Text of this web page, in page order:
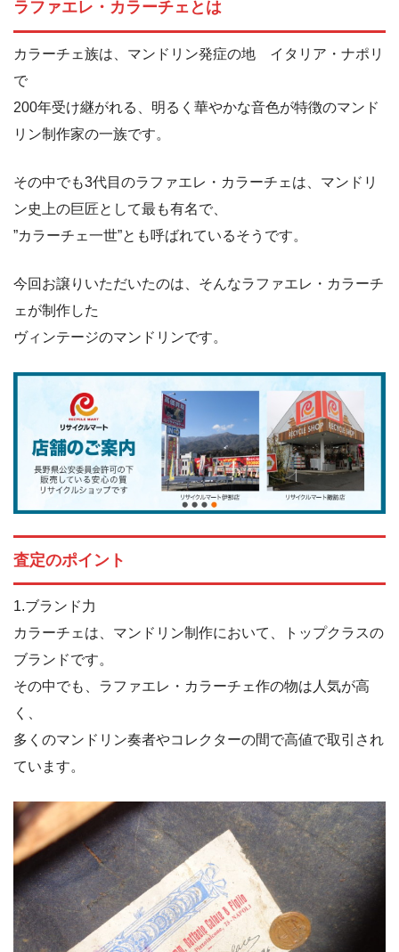
ラファエレ・カラーチェとは
カラーチェ族は、マンドリン発症の地 イタリア・ナポリ
で
200年受け継がれる、明るく華やかな音色が特徴のマンド
リン制作家の一族です。
その中でも3代目のラファエレ・カラーチェは、マンドリ
ン史上の巨匠として最も有名で、
”カラーチェ一世”とも呼ばれているそうです。
今回お譲りいただいたのは、そんなラファエレ・カラーチ
ェが制作した
ヴィンテージのマンドリンです。
査定のポイント
1.ブランド力
カラーチェは、マンドリン制作において、トップクラスの
ブランドです。
その中でも、ラファエレ・カラーチェ作の物は人気が高
く、
多くのマンドリン奏者やコレクターの間で高値で取引され
ています。